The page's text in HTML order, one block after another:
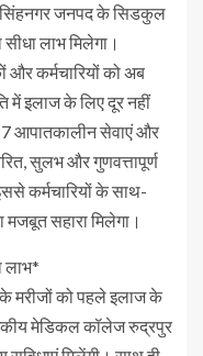
जनपद के सिडकुल
लाभ मिलेगा।
और कर्मचारियों को अब
में इलाज के लिए दूर नहीं
आपातकालीन सेवाएं और
सुलभ और गुणवत्तापूर्ण
कर्मचारियों के साथ-
मजबूत सहारा मिलेगा।
लाभ*
के मरीजों को पहले इलाज के
मेडिकल कॉलेज रुद्रपुर